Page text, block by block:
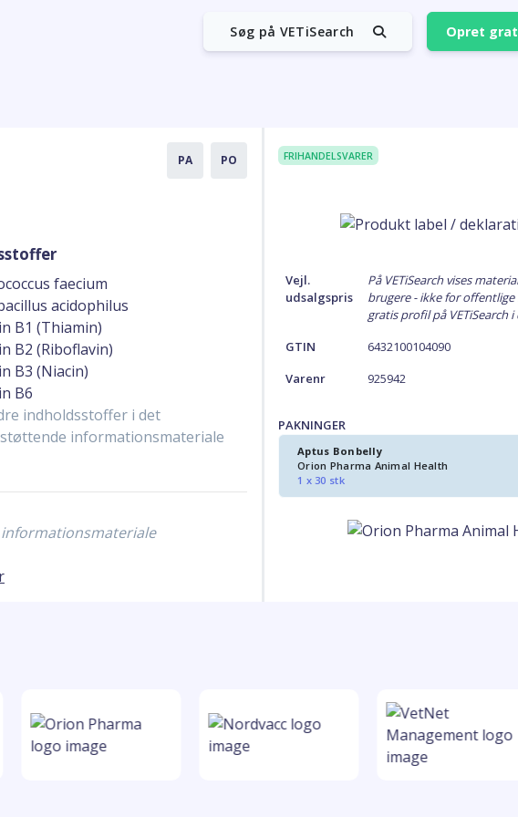
Søg på VETiSearch Opret
PA PO
faecium
acidophilus
B1 (Thiamin)
B2 (Riboflavin)
B3 (Niacin)
B6
indholdsstoffer i det
informationsmateriale
FRIHANDELSVARER
Vejl.
udsalgspris
På VETiSearch vises
brugere - ikke for
gratis profil på VETiSearch i
GTIN
6432100104090
Varenr
925942
PAKNINGER
Aptus Bonbelly
Orion Pharma Animal Health
1 x 30 stk